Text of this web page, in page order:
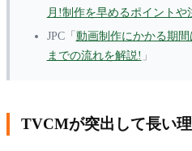
月!制作を早めるポイントや
JPC「動画制作にかかる期
までの流れを解説! 」
TVCMが突出して長い